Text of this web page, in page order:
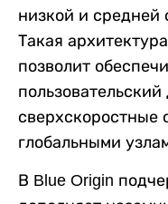
низкой и средней
Такая
позволит
пользовательский
сверхскоростные
глобальными
В Blue Origin